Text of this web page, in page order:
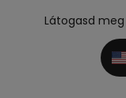
Látogasd